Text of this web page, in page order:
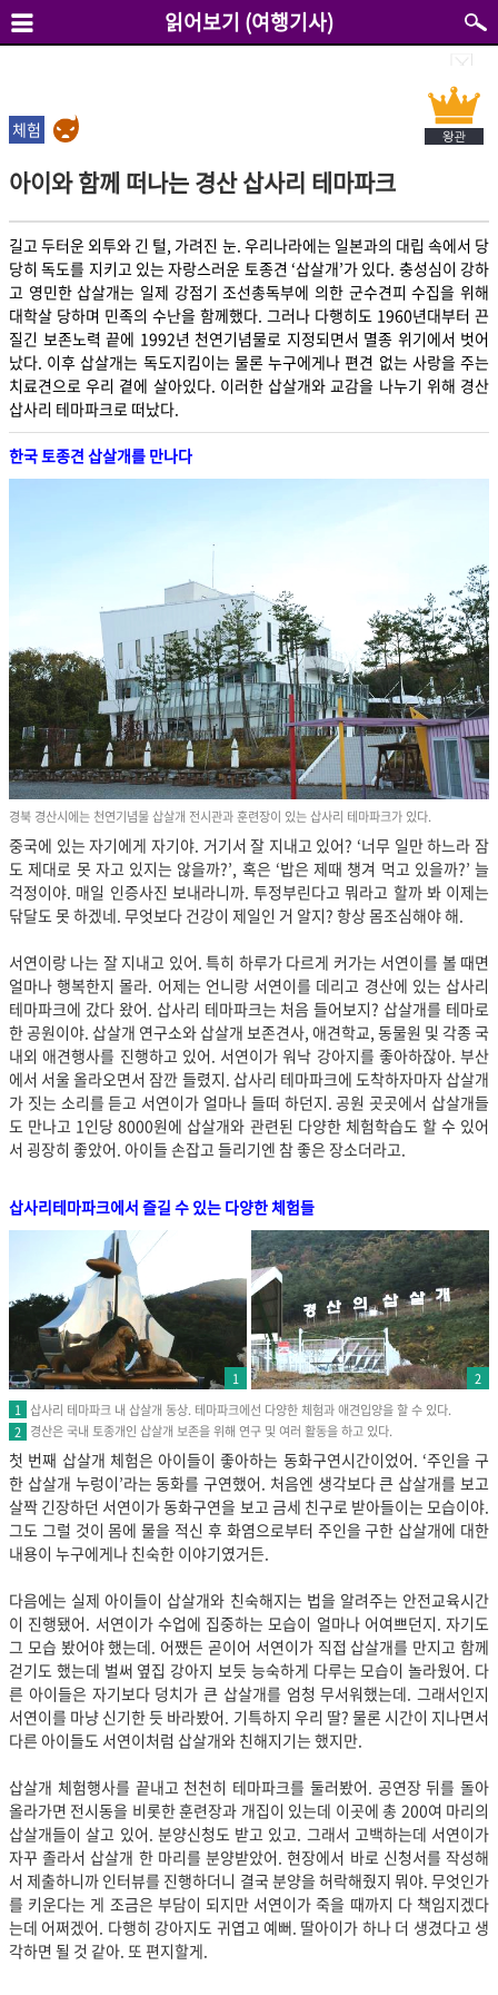
읽어보기 (여행기사)
체험
아이와 함께 떠나는 경산 삽사리 테마파크
길고 두터운 외투와 긴 털, 가려진 눈. 우리나라에는 일본과의 대립 속에서 당
당히 독도를 지키고 있는 자랑스러운 토종견 ‘삽살개’가 있다. 충성심이 강하
고 영민한 삽살개는 일제 강점기 조선총독부에 의한 군수견피 수집을 위해
대학살 당하며 민족의 수난을 함께했다. 그러나 다행히도 1960년대부터 끈
질긴 보존노력 끝에 1992년 천연기념물로 지정되면서 멸종 위기에서 벗어
났다. 이후 삽살개는 독도지킴이는 물론 누구에게나 편견 없는 사랑을 주는
치료견으로 우리 곁에 살아있다. 이러한 삽살개와 교감을 나누기 위해 경산
삽사리 테마파크로 떠났다.
한국 토종견 삽살개를 만나다
경북 경산시에는 천연기념물 삽살개 전시관과 훈련장이 있는 삽사리 테마파크가 있다.
중국에 있는 자기에게 자기야. 거기서 잘 지내고 있어? ‘너무 일만 하느라 잠
도 제대로 못 자고 있지는 않을까?’, 혹은 ‘밥은 제때 챙겨 먹고 있을까?’ 늘
걱정이야. 매일 인증사진 보내라니까. 투정부린다고 뭐라고 할까 봐 이제는
닦달도 못 하겠네. 무엇보다 건강이 제일인 거 알지? 항상 몸조심해야 해.
서연이랑 나는 잘 지내고 있어. 특히 하루가 다르게 커가는 서연이를 볼 때면
얼마나 행복한지 몰라. 어제는 언니랑 서연이를 데리고 경산에 있는 삽사리
테마파크에 갔다 왔어. 삽사리 테마파크는 처음 들어보지? 삽살개를 테마로
한 공원이야. 삽살개 연구소와 삽살개 보존견사, 애견학교, 동물원 및 각종 국
내외 애견행사를 진행하고 있어. 서연이가 워낙 강아지를 좋아하잖아. 부산
에서 서울 올라오면서 잠깐 들렸지. 삽사리 테마파크에 도착하자마자 삽살개
가 짓는 소리를 듣고 서연이가 얼마나 들떠 하던지. 공원 곳곳에서 삽살개들
도 만나고 1인당 8000원에 삽살개와 관련된 다양한 체험학습도 할 수 있어
서 굉장히 좋았어. 아이들 손잡고 들리기엔 참 좋은 장소더라고.
삽사리테마파크에서 즐길 수 있는 다양한 체험들
1
2
1 삽사리 테마파크 내 삽살개 동상. 테마파크에선 다양한 체험과 애견입양을 할 수 있다.
2 경산은 국내 토종개인 삽살개 보존을 위해 연구 및 여러 활동을 하고 있다.
첫 번째 삽살개 체험은 아이들이 좋아하는 동화구연시간이었어. ‘주인을 구
한 삽살개 누렁이’라는 동화를 구연했어. 처음엔 생각보다 큰 삽살개를 보고
살짝 긴장하던 서연이가 동화구연을 보고 금세 친구로 받아들이는 모습이야.
그도 그럴 것이 몸에 물을 적신 후 화염으로부터 주인을 구한 삽살개에 대한
내용이 누구에게나 친숙한 이야기였거든.
다음에는 실제 아이들이 삽살개와 친숙해지는 법을 알려주는 안전교육시간
이 진행됐어. 서연이가 수업에 집중하는 모습이 얼마나 어여쁘던지. 자기도
그 모습 봤어야 했는데. 어쨌든 곧이어 서연이가 직접 삽살개를 만지고 함께
걷기도 했는데 벌써 옆집 강아지 보듯 능숙하게 다루는 모습이 놀라웠어. 다
른 아이들은 자기보다 덩치가 큰 삽살개를 엄청 무서워했는데. 그래서인지
서연이를 마냥 신기한 듯 바라봤어. 기특하지 우리 딸? 물론 시간이 지나면서
다른 아이들도 서연이처럼 삽살개와 친해지기는 했지만.
삽살개 체험행사를 끝내고 천천히 테마파크를 둘러봤어. 공연장 뒤를 돌아
올라가면 전시동을 비롯한 훈련장과 개집이 있는데 이곳에 총 200여 마리의
삽살개들이 살고 있어. 분양신청도 받고 있고. 그래서 고백하는데 서연이가
자꾸 졸라서 삽살개 한 마리를 분양받았어. 현장에서 바로 신청서를 작성해
서 제출하니까 인터뷰를 진행하더니 결국 분양을 허락해줬지 뭐야. 무엇인가
를 키운다는 게 조금은 부담이 되지만 서연이가 죽을 때까지 다 책임지겠다
는데 어쩌겠어. 다행히 강아지도 귀엽고 예뻐. 딸아이가 하나 더 생겼다고 생
각하면 될 것 같아. 또 편지할게.